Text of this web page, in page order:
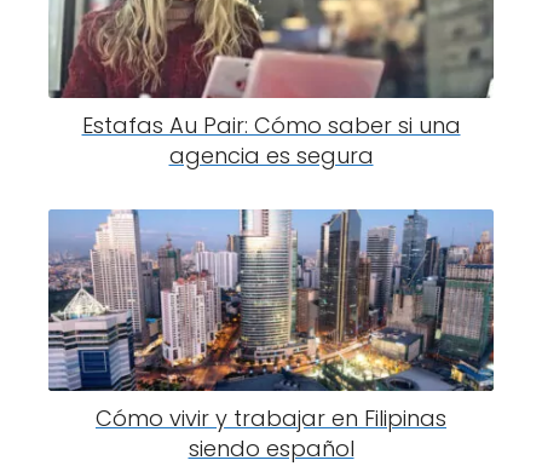
Estafas Au Pair: Cómo saber si una
agencia es segura
Cómo vivir y trabajar en Filipinas
siendo español